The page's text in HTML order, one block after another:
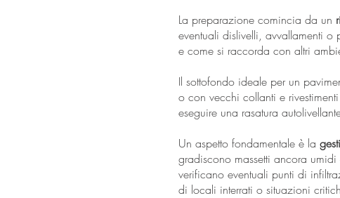
La preparazione comincia da un
eventuali dislivelli, avvallamenti
e come si raccorda con altri
Il sottofondo ideale per un
o con vecchi collanti e
eseguire una rasatura
Un aspetto fondamentale è la
gradiscono massetti ancora
verificano eventuali punti di
di locali interrati o situazioni